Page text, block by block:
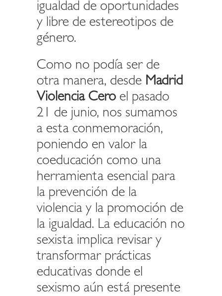
igualdad de oportunidades
y libre de estereotipos de
género.
Como no podía ser de
otra manera, desde Madrid
Violencia Cero el pasado
21 de junio, nos sumamos
a esta conmemoración,
poniendo en valor la
coeducación como una
herramienta esencial para
la prevención de la
violencia y la promoción de
la igualdad. La educación no
sexista implica revisar y
transformar prácticas
educativas donde el
sexismo aún está presente